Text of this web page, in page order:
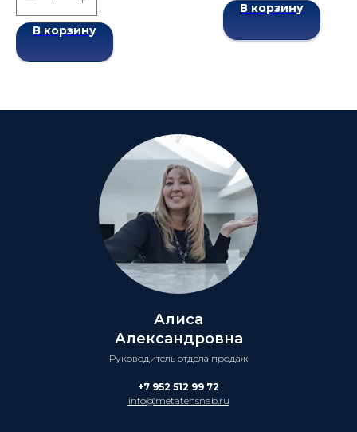
В корзину
В корзину
Алиса
Александровна
Руководитель отдела продаж
+7 952 512 99 72
info@metatehsnab.ru